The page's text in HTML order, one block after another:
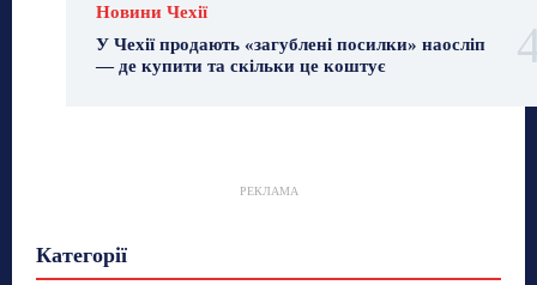
Новини Чехії
У Чехії продають «загублені посилки» наосліп
— де купити та скільки це коштує
РЕКЛАМА
Категорії